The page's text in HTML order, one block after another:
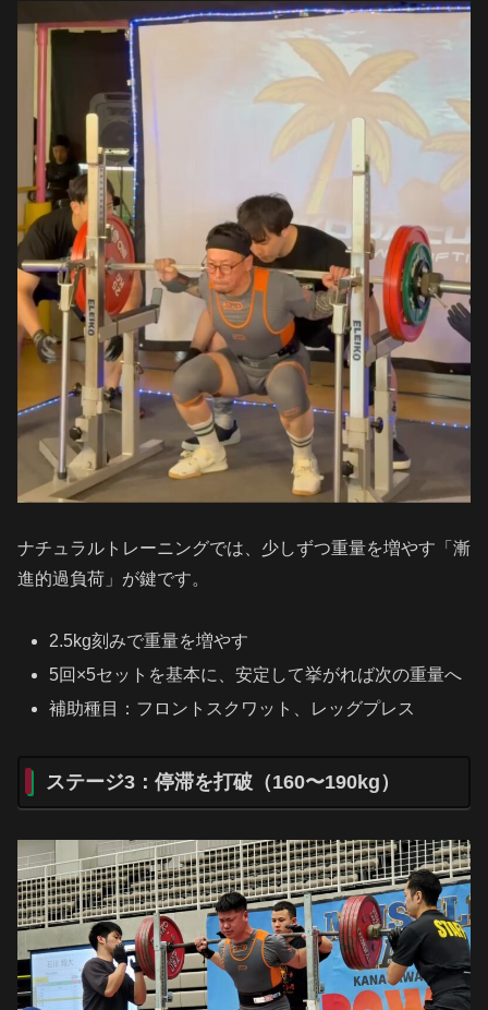
ナチュラルトレーニングでは、少しずつ重量を増やす「漸
進的過負荷」が鍵です。
2.5kg刻みで重量を増やす
5回×5セットを基本に、安定して挙がれば次の重量へ
補助種目：フロントスクワット、レッグプレス
ステージ3：停滞を打破（160〜190kg）